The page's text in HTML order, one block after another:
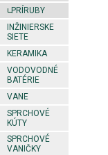
PRÍRUBY
INŽINIERSKE
SIETE
KERAMIKA
VODOVODNÉ
BATÉRIE
VANE
SPRCHOVÉ
KÚTY
SPRCHOVÉ
VANIČKY